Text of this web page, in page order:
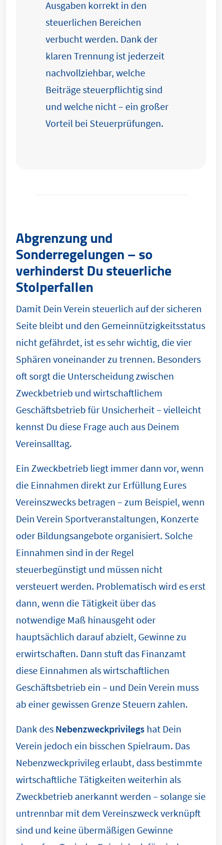
Ausgaben korrekt in den
steuerlichen Bereichen
verbucht werden. Dank der
klaren Trennung ist jederzeit
nachvollziehbar, welche
Beiträge steuerpflichtig sind
und welche nicht – ein großer
Vorteil bei Steuerprüfungen.
Abgrenzung und
Sonderregelungen – so
verhinderst Du steuerliche
Stolperfallen
Damit Dein Verein steuerlich auf der sicheren
Seite bleibt und den Gemeinnützigkeitsstatus
nicht gefährdet, ist es sehr wichtig, die vier
Sphären voneinander zu trennen. Besonders
oft sorgt die Unterscheidung zwischen
Zweckbetrieb und wirtschaftlichem
Geschäftsbetrieb für Unsicherheit – vielleicht
kennst Du diese Frage auch aus Deinem
Vereinsalltag.
Ein Zweckbetrieb liegt immer dann vor, wenn
die Einnahmen direkt zur Erfüllung Eures
Vereinszwecks betragen – zum Beispiel, wenn
Dein Verein Sportveranstaltungen, Konzerte
oder Bildungsangebote organisiert. Solche
Einnahmen sind in der Regel
steuerbegünstigt und müssen nicht
versteuert werden. Problematisch wird es erst
dann, wenn die Tätigkeit über das
notwendige Maß hinausgeht oder
hauptsächlich darauf abzielt, Gewinne zu
erwirtschaften. Dann stuft das Finanzamt
diese Einnahmen als wirtschaftlichen
Geschäftsbetrieb ein – und Dein Verein muss
ab einer gewissen Grenze Steuern zahlen.
Dank des Nebenzweckprivilegs hat Dein
Verein jedoch ein bisschen Spielraum. Das
Nebenzweckprivileg erlaubt, dass bestimmte
wirtschaftliche Tätigkeiten weiterhin als
Zweckbetrieb anerkannt werden – solange sie
untrennbar mit dem Vereinszweck verknüpft
sind und keine übermäßigen Gewinne